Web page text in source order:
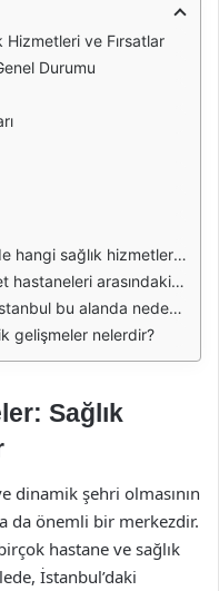
ve Fırsatlar
Durumu
hizmetleri sunulmaktadır?
arasındaki farklar nelerdir?
neden tercih edilmektedir?
gelişmeler nelerdir?
Sağlık
dinamik şehri olmasının
da önemli bir merkezdir.
hastane ve sağlık
İstanbul’daki